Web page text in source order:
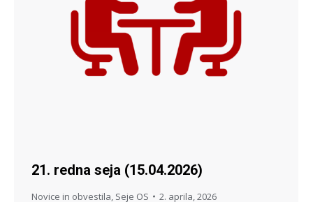
21. redna seja (15.04.2026)
Novice in obvestila Seje OS 2. aprila, 2026